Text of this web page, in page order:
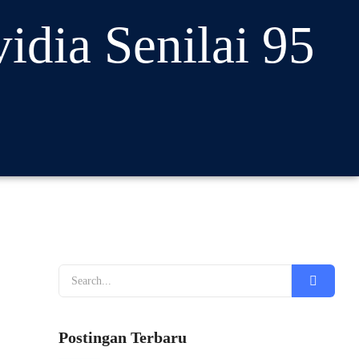
Senilai 95
Postingan Terbaru